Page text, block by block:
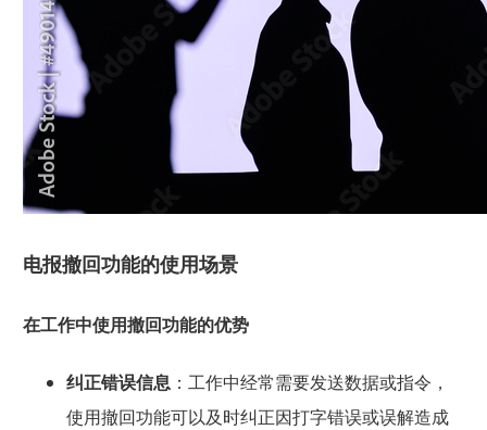
电报撤回功能的使用场景
在工作中使用撤回功能的优势
纠正错误信息：工作中经常需要发送数据或指令，
使用撤回功能可以及时纠正因打字错误或误解造成